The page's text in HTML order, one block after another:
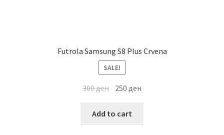
Futrola Samsung S8 Plus Crvena
SALE!
300ден 250ден
Add to cart